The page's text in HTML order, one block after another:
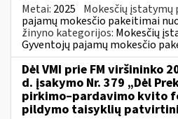
Metai: 2025 Mokesčių įstatymų
pajamų mokesčio pakeitimai
žinyno kategorijos: Mokesčių
Gyventojų pajamų mokesčio
Dėl VMI prie FM viršininko
d. įsakymo Nr. 379 „Dėl
pirkimo–pardavimo kvito
pildymo taisyklių